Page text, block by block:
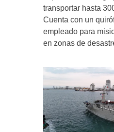
transportar hasta
Cuenta con un
empleado para
en zonas de